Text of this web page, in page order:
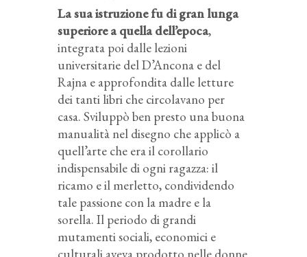
La sua istruzione fu di gran lunga
superiore a quella dell’epoca,
integrata poi dalle lezioni
universitarie del D’Ancona e del
Rajna e approfondita dalle letture
dei tanti libri che circolavano per
casa. Sviluppò ben presto una buona
manualità nel disegno che applicò a
quell’arte che era il corollario
indispensabile di ogni ragazza: il
ricamo e il merletto, condividendo
tale passione con la madre e la
sorella. Il periodo di grandi
mutamenti sociali, economici e
culturali aveva prodotto nelle donne